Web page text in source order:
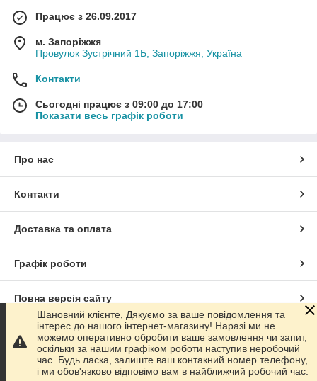
Працює з 26.09.2017
м. Запоріжжя
Провулок Зустрічний 1Б, Запоріжжя, Україна
Контакти
Сьогодні працює з 09:00 до 17:00
Показати весь графік роботи
Про нас
Контакти
Доставка та оплата
Графік роботи
Повна версія сайту
Сайт створено на маркетплейсіProm.ua
Політика конфіденційності
Шановний клієнте, Дякуємо за ваше повідомлення та
інтерес до нашого інтернет-магазину! Наразі ми не
можемо оперативно обробити ваше замовлення чи запит,
оскільки за нашим графіком роботи наступив неробочий
час. Будь ласка, залиште ваш контакний номер телефону,
і ми обов'язково відповімо вам в найближчий робочий час.